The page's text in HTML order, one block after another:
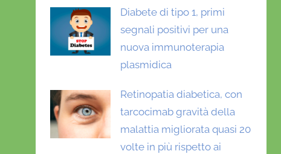
Diabete di tipo 1, primi
segnali positivi per una
nuova immunoterapia
plasmidica
Retinopatia diabetica, con
tarcocimab gravità della
malattia migliorata quasi 20
volte in più rispetto ai